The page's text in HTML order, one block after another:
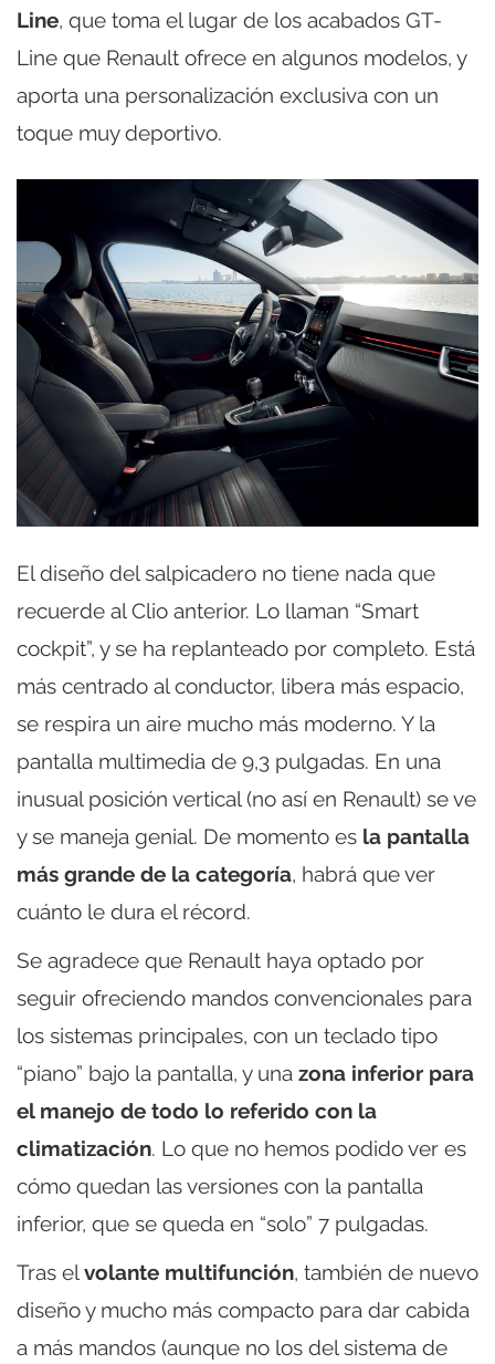
Line, que toma el lugar de los acabados GT-
Line que Renault ofrece en algunos modelos, y
aporta una personalización exclusiva con un
toque muy deportivo.
El diseño del salpicadero no tiene nada que
recuerde al Clio anterior. Lo llaman “Smart
cockpit”, y se ha replanteado por completo. Está
más centrado al conductor, libera más espacio,
se respira un aire mucho más moderno. Y la
pantalla multimedia de 9,3 pulgadas. En una
inusual posición vertical (no así en Renault) se ve
y se maneja genial. De momento es la pantalla
más grande de la categoría, habrá que ver
cuánto le dura el récord.
Se agradece que Renault haya optado por
seguir ofreciendo mandos convencionales para
los sistemas principales, con un teclado tipo
“piano” bajo la pantalla, y una zona inferior para
el manejo de todo lo referido con la
climatización. Lo que no hemos podido ver es
cómo quedan las versiones con la pantalla
inferior, que se queda en “solo” 7 pulgadas.
Tras elvolante multifunción, también de nuevo
diseño y mucho más compacto para dar cabida
a más mandos (aunque no los del sistema de